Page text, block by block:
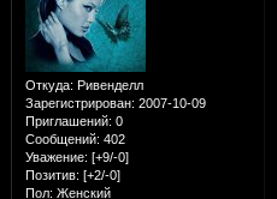
Откуда: Ривенделл
Зарегистрирован: 2007-10-09
Приглашений: 0
Сообщений: 402
Уважение: [+9/-0]
Позитив: [+2/-0]
Пол: Женский